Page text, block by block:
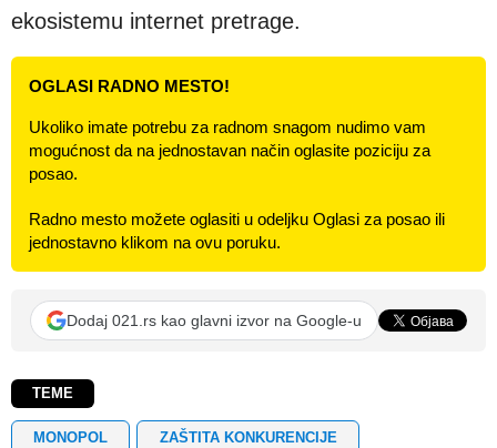
ekosistemu internet pretrage.
OGLASI RADNO MESTO!
Ukoliko imate potrebu za radnom snagom nudimo vam
mogućnost da na jednostavan način oglasite poziciju za
posao.
Radno mesto možete oglasiti u odeljku Oglasi za posao ili
jednostavno klikom na ovu poruku.
Dodaj 021.rs kao glavni izvor na Google-u
TEME
MONOPOL ZAŠTITA KONKURENCIJE